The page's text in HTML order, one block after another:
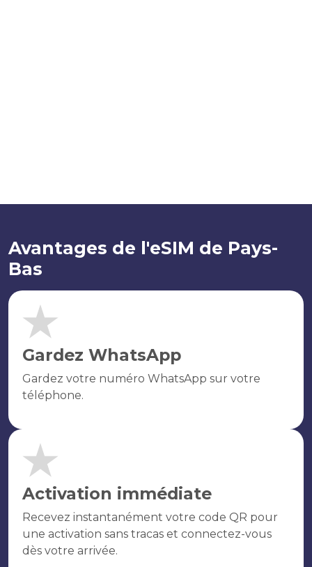
Avantages de l'eSIM de Pays-
Bas
Gardez WhatsApp
Gardez votre numéro WhatsApp sur votre
téléphone.
Activation immédiate
Recevez instantanément votre code QR pour
une activation sans tracas et connectez-vous
dès votre arrivée.